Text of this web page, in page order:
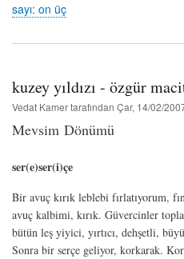
temmuz/ağustos
sayı: on üç
kuzey yıldızı - özgür
Vedat Kamertarafından Çar, 14/02/
Mevsim Dönümü
ser(e)ser(i)çe
Bir avuç kırık leblebi fırlatıyorum,
avuç kalbimi, kırık. Güvercinler
bütün leş yiyici, yırtıcı, dehşetli,
Sonra bir serçe geliyor, korkarak.